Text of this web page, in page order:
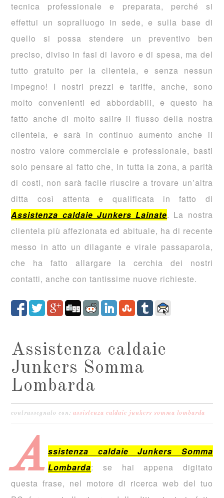
tecnica professionale e preparata, perché si
effettui un sopralluogo in sede, e sulla base di
quello si possa stendere un preventivo ben
preciso, diviso in fasi di lavoro e di spesa, ma del
tutto gratuito per la clientela, e senza nessun
impegno! I nostri prezzi e tariffe, anche, sono
molto convenienti ed abbordabili, e questo ha
fatto anche di molto salire il flusso della nostra
clientela, e sarà in continuo aumento anche il
nostro valore commerciale e professionale, basti
solo pensare al fatto che, in tutta la zona, a parità
di costi, non sarà facile riuscire a trovare un’altra
ditta così attenta e qualificata in fatto di
Assistenza caldaie Junkers Lainate. La nostra
clientela più affezionata ed abituale, ha di recente
messo in atto un dilagante e virale passaparola,
che ha fatto allargare la cerchia dei nostri
contatti, anche con tantissime nuove richieste.
Assistenza caldaie
Junkers Somma
Lombarda
contrassegnato con:assistenza caldaie junkers somma lombarda
A ssistenza caldaie Junkers Somma
Lombarda: se hai appena digitato
questa frase, nel motore di ricerca web del tuo